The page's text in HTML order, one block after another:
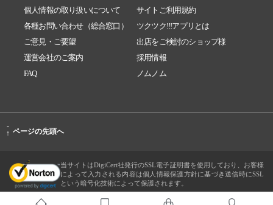
個人情報の取り扱いについて
サイトご利用規約
各種お問い合わせ（総合窓口）
ツクツク!!!アプリとは
ご意見・ご要望
出店をご検討のショップ様
運営会社のご案内
採用情報
FAQ
ノムノム
-
↑ ページの先頭へ
当サイトはDigiCert社発行のSSL電子証明書を使用しており、お客様
によって入力される内容は個人情報保護方針に基づき送信時にSSL
という暗号化技術によって保護されます。